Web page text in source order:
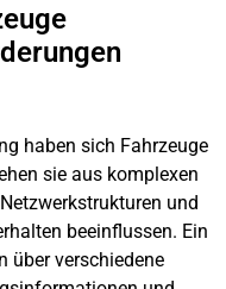
haben sich Fahrzeuge
sie aus komplexen
und
beeinflussen. Ein
über verschiedene